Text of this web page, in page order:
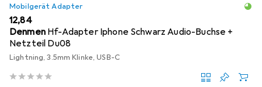
Mobilgerät Adapter
EUR
12,84
Denmen Hf-Adapter Iphone Schwarz Audio-Buchse +
Netzteil Du08
Lightning, 3.5mm Klinke, USB-C